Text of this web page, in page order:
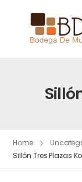
Home
Sillón Tres Plazas